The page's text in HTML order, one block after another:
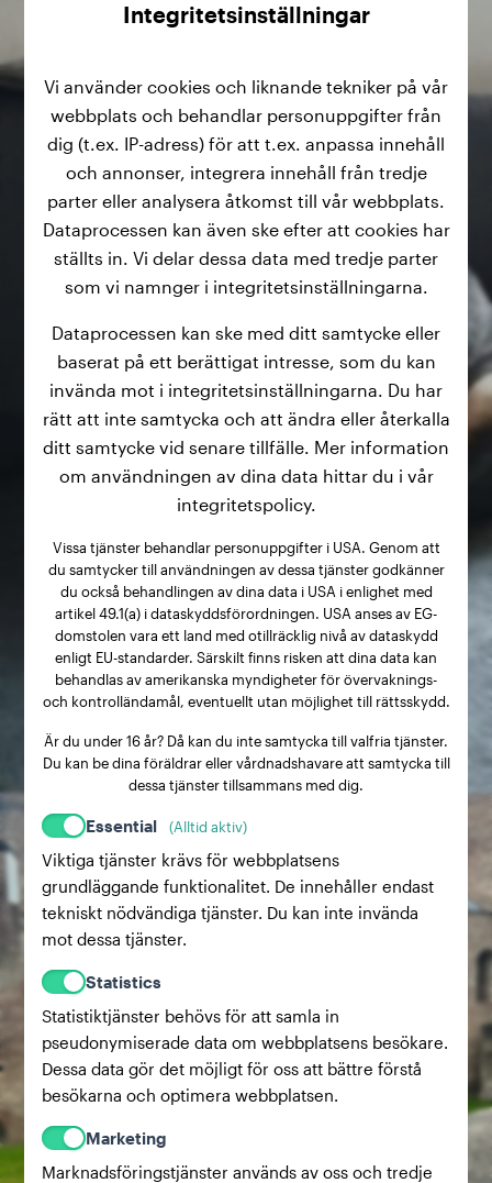
Integritetsinställningar
Vi använder cookies och liknande tekniker på vår
webbplats och behandlar personuppgifter från
dig (t.ex. IP-adress) för att t.ex. anpassa innehåll
och annonser, integrera innehåll från tredje
parter eller analysera åtkomst till vår webbplats.
Dataprocessen kan även ske efter att cookies har
ställts in. Vi delar dessa data med tredje parter
som vi namnger i integritetsinställningarna.
Dataprocessen kan ske med ditt samtycke eller
baserat på ett berättigat intresse, som du kan
invända mot i integritetsinställningarna. Du har
rätt att inte samtycka och att ändra eller återkalla
ditt samtycke vid senare tillfälle. Mer information
om användningen av dina data hittar du i vår
integritetspolicy.
Vissa tjänster behandlar personuppgifter i USA. Genom att
du samtycker till användningen av dessa tjänster godkänner
du också behandlingen av dina data i USA i enlighet med
artikel 49.1(a) i dataskyddsförordningen. USA anses av EG-
domstolen vara ett land med otillräcklig nivå av dataskydd
enligt EU-standarder. Särskilt finns risken att dina data kan
behandlas av amerikanska myndigheter för övervaknings-
och kontrolländamål, eventuellt utan möjlighet till rättsskydd.
Är du under 16 år? Då kan du inte samtycka till valfria tjänster.
Du kan be dina föräldrar eller vårdnadshavare att samtycka till
dessa tjänster tillsammans med dig.
Essential (Alltid aktiv)
Viktiga tjänster krävs för webbplatsens
grundläggande funktionalitet. De innehåller endast
tekniskt nödvändiga tjänster. Du kan inte invända
mot dessa tjänster.
Statistics
Statistiktjänster behövs för att samla in
pseudonymiserade data om webbplatsens besökare.
Dessa data gör det möjligt för oss att bättre förstå
besökarna och optimera webbplatsen.
Marketing
Marknadsföringstjänster används av oss och tredje